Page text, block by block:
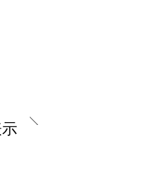
～3Lにしました。
っかり長さもあって、
感じは全くなかったで